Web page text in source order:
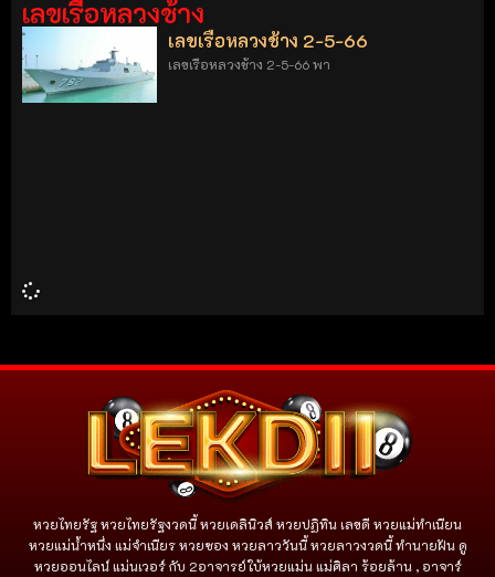
เลขเรือหลวงช้าง
เลขเรือหลวงช้าง 2-5-66
เลขเรือหลวงช้าง 2-5-66 พา
หวยไทยรัฐ หวยไทยรัฐงวดนี้ หวยเดลินิวส์ หวยปฏิทิน เลขดี หวยแม่ทำเนียน
หวยแม่น้ำหนึ่ง แม่จําเนียร หวยซอง หวยลาววันนี้ หวยลาวงวดนี้ ทำนายฝัน ดู
หวยออนไลน์ แม่นเวอร์ กับ 2อาจารย์ใบ้หวยแม่น แม่ศิลา ร้อยล้าน , อาจาร์